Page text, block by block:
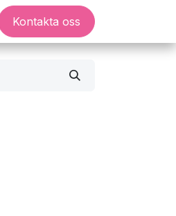
Kontakta oss